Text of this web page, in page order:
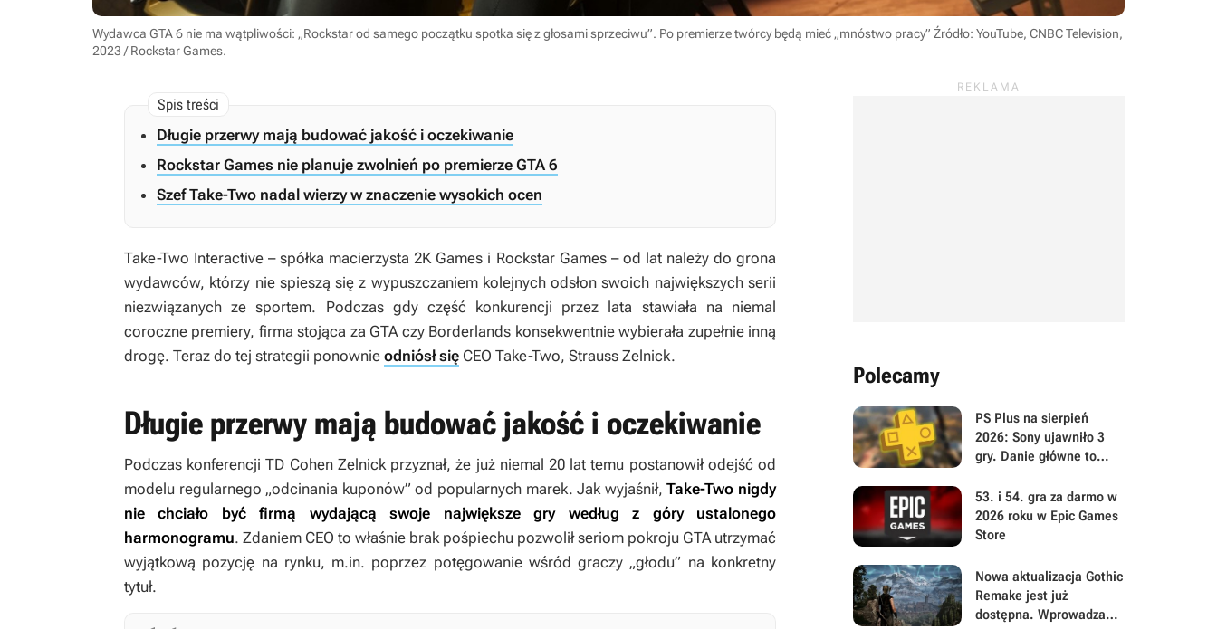
Wydawca GTA 6 nie ma wątpliwości: „Rockstar od samego początku spotka się z głosami sprzeciwu”. Po premierze twórcy będą mieć „mnóstwo pracy” Źródło: YouTube, CNBC Television,
2023 / Rockstar Games.
Długie przerwy mają budować jakość i oczekiwanie
Rockstar Games nie planuje zwolnień po premierze GTA 6
Szef Take-Two nadal wierzy w znaczenie wysokich ocen
Take-Two Interactive – spółka macierzysta 2K Games i Rockstar Games – od lat należy do grona
wydawców, którzy nie spieszą się z wypuszczaniem kolejnych odsłon swoich największych serii
niezwiązanych ze sportem. Podczas gdy część konkurencji przez lata stawiała na niemal
coroczne premiery, firma stojąca za GTAczy Borderlands konsekwentnie wybierała zupełnie inną
drogę. Teraz do tej strategii ponownie odniósł się CEO Take-Two, Strauss Zelnick.
Długie przerwy mają budować jakość i oczekiwanie
Podczas konferencji TD Cohen Zelnick przyznał, że już niemal 20 lat temu postanowił odejść od
modelu regularnego „odcinania kuponów” od popularnych marek. Jak wyjaśnił,Take-Two nigdy
nie chciało być firmą wydającą swoje największe gry według z góry ustalonego
harmonogramu. Zdaniem CEO to właśnie brak pośpiechu pozwolił seriom pokroju GTAutrzymać
wyjątkową pozycję na rynku, m.in. poprzez potęgowanie wśród graczy „głodu” na konkretny
tytuł.
Polecamy
PS Plus na sierpień
2026: Sony ujawniło 3
gry. Danie główne to
hit z otwartym światem
53. i 54. gra za darmo w
2026 roku w Epic Games
Store
Nowa aktualizacja Gothic
Remake jest już
dostępna. Wprowadza